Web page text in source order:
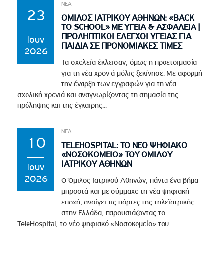
23
Ιουν
2026
ΝΕΑ
ΟΜΙΛΟΣ ΙΑΤΡΙΚΟΥ ΑΘΗΝΩΝ: «BACK
TO SCHOOL» ΜΕ ΥΓΕΙΑ & ΑΣΦΑΛΕΙΑ |
ΠΡΟΛΗΠΤΙΚΟΙ ΕΛΕΓΧΟΙ ΥΓΕΙΑΣ ΓΙΑ
ΠΑΙΔΙΑ ΣΕ ΠΡΟΝΟΜΙΑΚΕΣ ΤΙΜΕΣ
Τα σχολεία έκλεισαν, όμως η προετοιμασία
για τη νέα χρονιά μόλις ξεκίνησε. Με αφορμή
την έναρξη των εγγραφών για τη νέα
σχολική χρονιά και αναγνωρίζοντας τη σημασία της
πρόληψης και της έγκαιρης...
10
Ιουν
2026
ΝΕΑ
TELEHOSPITAL: ΤΟ ΝΕΟ ΨΗΦΙΑΚΟ
«ΝΟΣΟΚΟΜΕΙΟ» ΤΟΥ ΟΜΙΛΟΥ
ΙΑΤΡΙΚΟΥ ΑΘΗΝΩΝ
Ο Όμιλος Ιατρικού Αθηνών, πάντα ένα βήμα
μπροστά και με σύμμαχο τη νέα ψηφιακή
εποχή, ανοίγει τις πόρτες της τηλεϊατρικής
στην Ελλάδα, παρουσιάζοντας το
TeleHospital, το νέο ψηφιακό «Νοσοκομείο» του...